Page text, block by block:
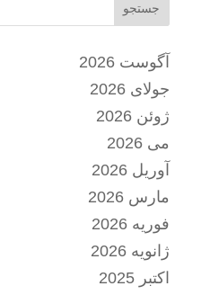
جستجو
آگوست 2026
جولای 2026
ژوئن 2026
می 2026
آوریل 2026
مارس 2026
فوریه 2026
ژانویه 2026
اکتبر 2025